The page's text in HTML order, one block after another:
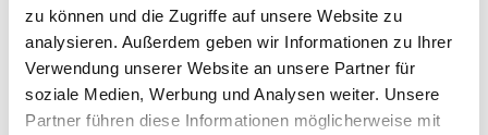
zu können und die Zugriffe auf unsere Website zu
analysieren. Außerdem geben wir Informationen zu Ihrer
Verwendung unserer Website an unsere Partner für
soziale Medien, Werbung und Analysen weiter. Unsere
Partner führen diese Informationen möglicherweise mit
Schloss Museum Wolfenbüttel
Lizenz (Stammdaten)
Lessingstadt Wolfenbüttel